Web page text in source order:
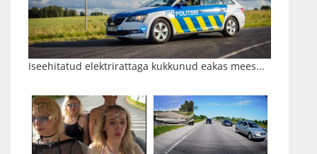
Iseehitatud elektrirattaga kukkunud eakas mees...